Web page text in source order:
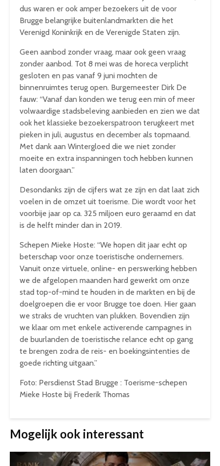
dus waren er ook amper bezoekers uit de voor
Brugge belangrijke buitenlandmarkten die het
Verenigd Koninkrijk en de Verenigde Staten zijn.
Geen aanbod zonder vraag, maar ook geen vraag
zonder aanbod. Tot 8 mei was de horeca verplicht
gesloten en pas vanaf 9 juni mochten de
binnenruimtes terug open. Burgemeester Dirk De
fauw: “Vanaf dan konden we terug een min of meer
volwaardige stadsbeleving aanbieden en zien we dat
ook het klassieke bezoekerspatroon terugkeert met
pieken in juli, augustus en december als topmaand.
Met dank aan Wintergloed die we niet zonder
moeite en extra inspanningen toch hebben kunnen
laten doorgaan.”
Desondanks zijn de cijfers wat ze zijn en dat laat zich
voelen in de omzet uit toerisme. Die wordt voor het
voorbije jaar op ca. 325 miljoen euro geraamd en dat
is de helft minder dan in 2019.
Schepen Mieke Hoste: “We hopen dit jaar echt op
beterschap voor onze toeristische ondernemers.
Vanuit onze virtuele, online- en perswerking hebben
we de afgelopen maanden hard gewerkt om onze
stad top-of-mind te houden in de markten en bij de
doelgroepen die er voor Brugge toe doen. Hier gaan
we straks de vruchten van plukken. Bovendien zijn
we klaar om met enkele activerende campagnes in
de buurlanden de toeristische relance echt op gang
te brengen zodra de reis- en boekingsintenties de
goede richting uitgaan.”
Foto: Persdienst Stad Brugge : Toerisme-schepen
Mieke Hoste bij Frederik Thomas
Mogelijk ook interessant